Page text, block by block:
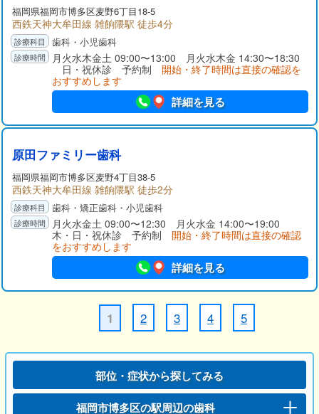
福岡県福岡市博多区麦野6丁目18-5
西鉄天神大牟田線 雑餉隈駅 徒歩4分
歯科・小児歯科
月火水木金土 09:00〜13:00 月火水木金 14:30〜18:30
日・祝休診 予約制 開始・終了時間は直接の確認を
おすすめします
詳細を見る
原田ファミリー歯科
福岡県福岡市博多区麦野4丁目38-5
西鉄天神大牟田線 雑餉隈駅 徒歩2分
歯科・矯正歯科・小児歯科
月火水金土 09:00〜12:30 月火水金 14:00〜19:00
木・日・祝休診 予約制 開始・終了時間は直接の確認
をおすすめします
詳細を見る
1 2 3 4 5
部位・症状から探してみる
福岡市博多区の駅周辺の歯科